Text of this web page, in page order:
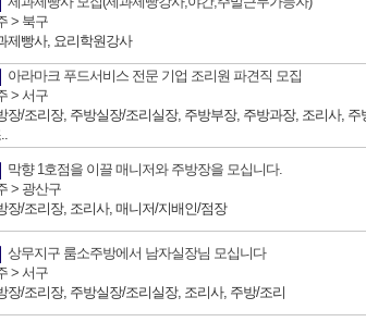
> 북구
제빵사, 요리학원강사
아라마크 푸드서비스 전문 기업 조리원 파견직 모집
> 서구
장/조리장, 주방실장/조리실장, 주방부장, 주방과장, 조리사, 주
막향 1호점을 이끌 매니저와 주방장을 모십니다.
> 광산구
장/조리장, 조리사, 매니저/지배인/점장
상무지구 룸소주방에서 남자실장님 모십니다
> 서구
장/조리장, 주방실장/조리실장, 조리사, 주방/조리